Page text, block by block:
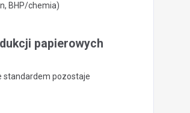
BHP/chemia)
papierowych
standardem pozostaje